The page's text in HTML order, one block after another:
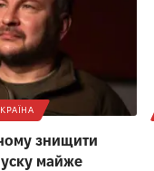
знищити
майже